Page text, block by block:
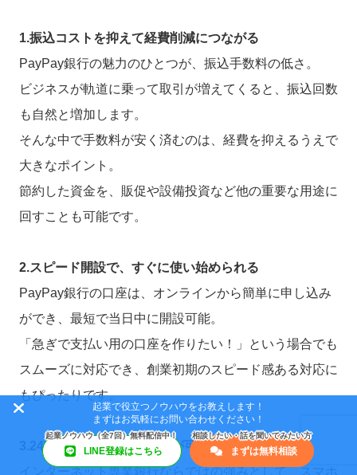
1.振込コストを抑えて経費削減につながる
PayPay銀行の魅力のひとつが、振込手数料の低さ。
ビジネスが軌道に乗って取引が増えてくると、振込回数
も自然と増加します。
そんな中で手数料が安く済むのは、経費を抑えるうえで
大きなポイント。
節約した資金を、販促や設備投資など他の重要な用途に
回すことも可能です。
2.スピード開設で、すぐに使い始められる
PayPay銀行の口座は、オンラインから簡単に申し込み
ができ、最短で当日中に開設可能。
「急ぎで支払い用の口座を作りたい！」という場合でも
スムーズに対応でき、創業初期のスピード感ある対応に
もぴったりです。
3.24時間どこでも資金管理が可能
インターネット専業銀行ならではの強みとして、スマホ
起業で役立つノウハウをお教えします！
まずはお気軽にお問い合わせください！
LINE登録はこちら まずは無料相談